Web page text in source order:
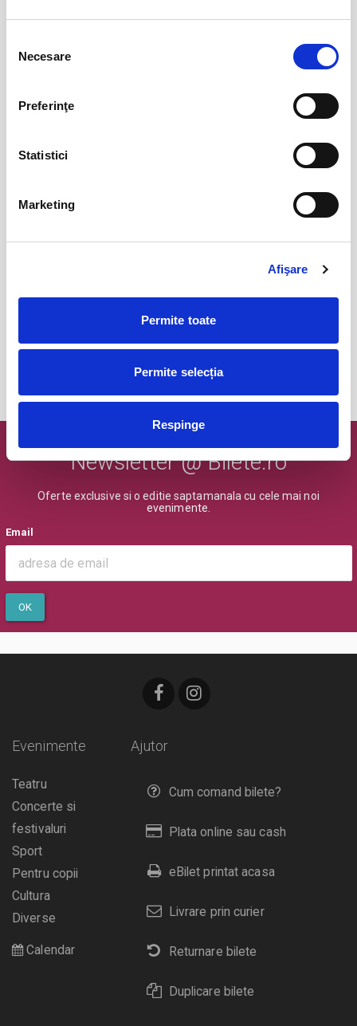
consimțământului
Necesare
Preferinţe
Statistici
Marketing
Afişare
Permite toate
Permite selecția
Respinge
12
20
sept
Newsletter @ Bilete.ro
Oferte exclusive si o editie saptamanala cu cele mai noi
evenimente.
Email
OK
Ajutor
Cum comand bilete?
Plata online sau cash
eBilet printat acasa
Livrare prin curier
Returnare bilete
Duplicare bilete
Evenimente
Teatru
Concerte si
festivaluri
Sport
Pentru copii
Cultura
Diverse
Calendar